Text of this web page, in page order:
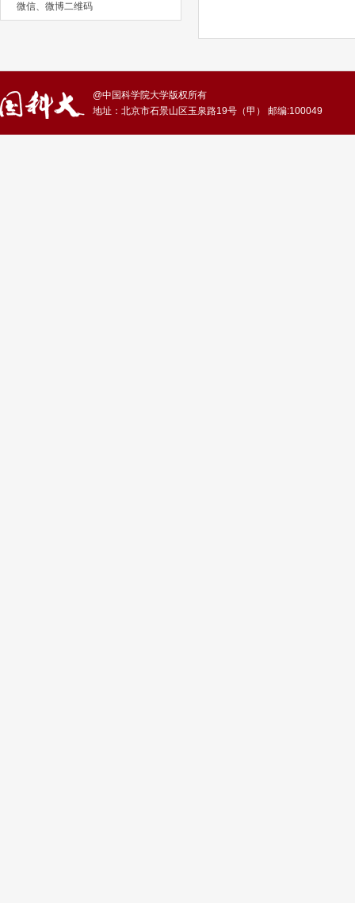
微信、微博二维码
@中国科学院大学版权所有
地址：北京市石景山区玉泉路19号（甲） 邮编:100049